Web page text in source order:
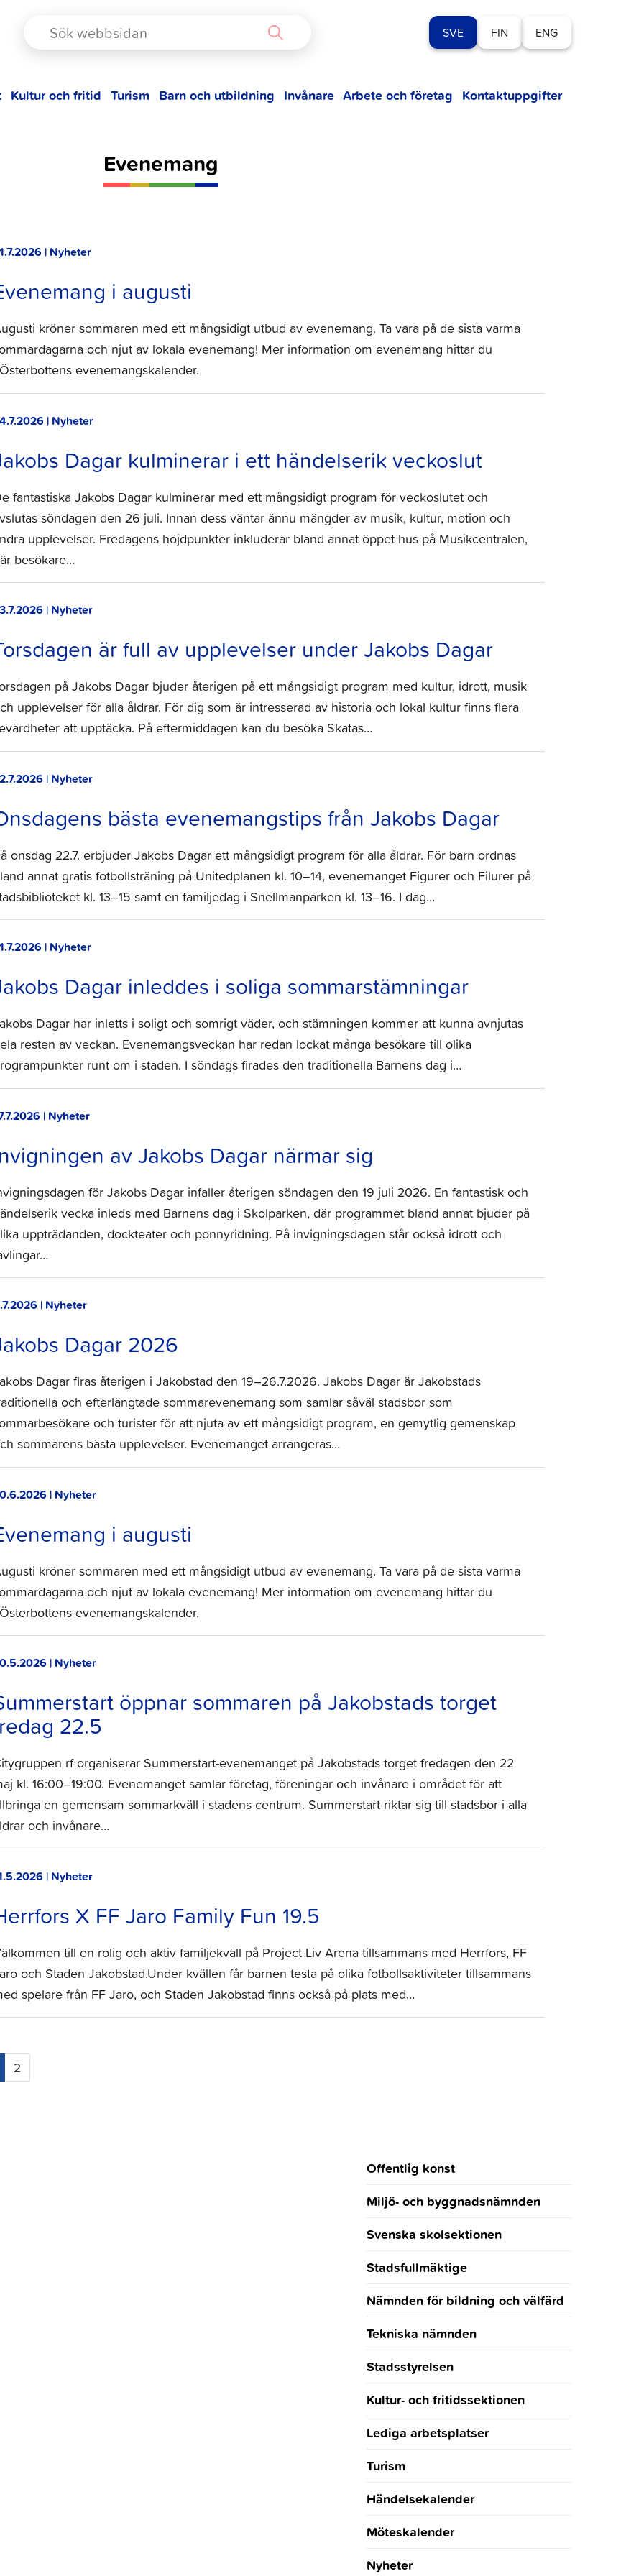
SVE FIN ENG
Kultur och fritid Turism Barn och utbildning Invånare Arbete och företag Kontaktuppgifter
Evenemang
| Nyheter
i augusti
kröner sommaren med ett mångsidigt utbud av evenemang. Ta vara på de sista varma
och njut av lokala evenemang! Mer information om evenemang hittar du
evenemangskalender.
| Nyheter
Dagar kulminerar i ett händelserik veckoslut
fantastiska Jakobs Dagar kulminerar med ett mångsidigt program för veckoslutet och
söndagen den 26 juli. Innan dess väntar ännu mängder av musik, kultur, motion och
upplevelser. Fredagens höjdpunkter inkluderar bland annat öppet hus på Musikcentralen,
besökare…
| Nyheter
är full av upplevelser under Jakobs Dagar
på Jakobs Dagar bjuder återigen på ett mångsidigt program med kultur, idrott, musik
upplevelser för alla åldrar. För dig som är intresserad av historia och lokal kultur finns flera
att upptäcka. På eftermiddagen kan du besöka Skatas…
| Nyheter
bästa evenemangstips från Jakobs Dagar
onsdag 22.7. erbjuder Jakobs Dagar ett mångsidigt program för alla åldrar. För barn ordnas
annat gratis fotbollsträning på Unitedplanen kl. 10–14, evenemanget Figurer och Filurer på
kl. 13–15 samt en familjedag i Snellmanparken kl. 13–16. I dag…
| Nyheter
Dagar inleddes i soliga sommarstämningar
Dagar har inletts i soligt och somrigt väder, och stämningen kommer att kunna avnjutas
resten av veckan. Evenemangsveckan har redan lockat många besökare till olika
runt om i staden. I söndags firades den traditionella Barnens dag i…
| Nyheter
av Jakobs Dagar närmar sig
för Jakobs Dagar infaller återigen söndagen den 19 juli 2026. En fantastisk och
vecka inleds med Barnens dag i Skolparken, där programmet bland annat bjuder på
uppträdanden, dockteater och ponnyridning. På invigningsdagen står också idrott och
| Nyheter
Dagar 2026
Dagar firas återigen i Jakobstad den 19–26.7.2026. Jakobs Dagar är Jakobstads
och efterlängtade sommarevenemang som samlar såväl stadsbor som
och turister för att njuta av ett mångsidigt program, en gemytlig gemenskap
sommarens bästa upplevelser. Evenemanget arrangeras…
| Nyheter
i augusti
kröner sommaren med ett mångsidigt utbud av evenemang. Ta vara på de sista varma
och njut av lokala evenemang! Mer information om evenemang hittar du
evenemangskalender.
| Nyheter
öppnar sommaren på Jakobstads torget
22.5
rf organiserar Summerstart-evenemanget på Jakobstads torget fredagen den 22
kl. 16:00–19:00. Evenemanget samlar företag, föreningar och invånare i området för att
en gemensam sommarkväll i stadens centrum. Summerstart riktar sig till stadsbor i alla
och invånare…
| Nyheter
X FF Jaro Family Fun 19.5
till en rolig och aktiv familjekväll på Project Liv Arena tillsammans med Herrfors, FF
och Staden Jakobstad.⁠⁠Under kvällen får barnen testa på olika fotbollsaktiviteter tillsammans
spelare från FF Jaro, och Staden Jakobstad finns också på plats med…
(current)
2
Offentlig konst
Miljö- och byggnadsnämnden
Svenska skolsektionen
Stadsfullmäktige
Nämnden för bildning och välfärd
Tekniska nämnden
Stadsstyrelsen
Kultur- och fritidssektionen
Lediga arbetsplatser
Turism
Händelsekalender
Möteskalender
Nyheter